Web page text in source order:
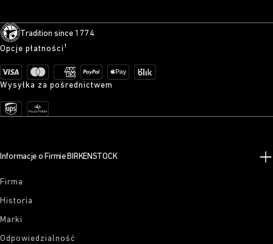
Tradition since 1774
Opcje płatności¹
Wysyłka za pośrednictwem
Informacje o Firmie BIRKENSTOCK
Firma
Historia
Marki
Odpowiedzialność